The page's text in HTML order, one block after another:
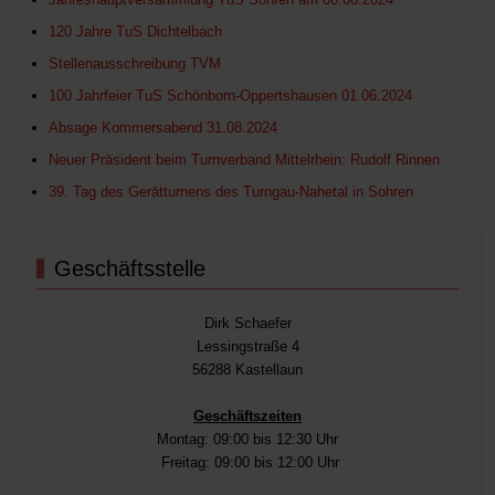
120 Jahre TuS Dichtelbach
Stellenausschreibung TVM
100 Jahrfeier TuS Schönborn-Oppertshausen 01.06.2024
Absage Kommersabend 31.08.2024
Neuer Präsident beim Turnverband Mittelrhein: Rudolf Rinnen
39. Tag des Gerätturnens des Turngau-Nahetal in Sohren
Geschäftsstelle
Dirk Schaefer
Lessingstraße 4
56288 Kastellaun
Geschäftszeiten
Montag: 09:00 bis 12:30 Uhr
Freitag: 09:00 bis 12:00 Uhr